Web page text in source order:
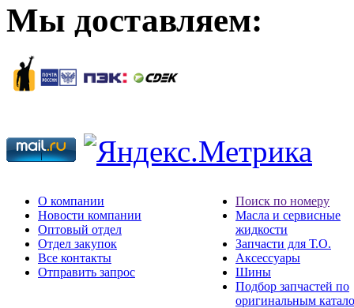
Мы доставляем:
О компании
Новости компании
Оптовый отдел
Отдел закупок
Все контакты
Отправить запрос
Поиск по номеру
Масла и сервисные
жидкости
Запчасти для Т.О.
Аксессуары
Шины
Подбор запчастей по
оригинальным